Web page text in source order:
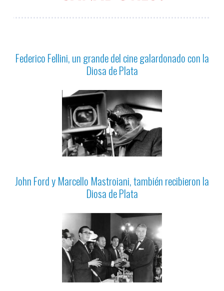
Federico Fellini, un grande del cine galardonado con la
Diosa de Plata
John Ford y Marcello Mastroiani, también recibieron la
Diosa de Plata